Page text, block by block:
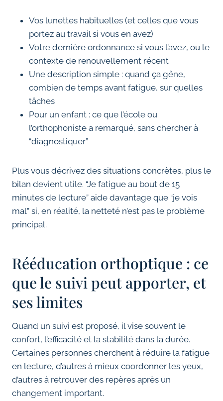
Vos lunettes habituelles (et celles que vous
portez au travail si vous en avez)
Votre dernière ordonnance si vous l’avez, ou le
contexte de renouvellement récent
Une description simple : quand ça gêne,
combien de temps avant fatigue, sur quelles
tâches
Pour un enfant : ce que l’école ou
l’orthophoniste a remarqué, sans chercher à
“diagnostiquer”
Plus vous décrivez des situations concrètes, plus le
bilan devient utile. “Je fatigue au bout de 15
minutes de lecture” aide davantage que “je vois
mal” si, en réalité, la netteté n’est pas le problème
principal.
Rééducation orthoptique : ce
que le suivi peut apporter, et
ses limites
Quand un suivi est proposé, il vise souvent le
confort, l’efficacité et la stabilité dans la durée.
Certaines personnes cherchent à réduire la fatigue
en lecture, d’autres à mieux coordonner les yeux,
d’autres à retrouver des repères après un
changement important.